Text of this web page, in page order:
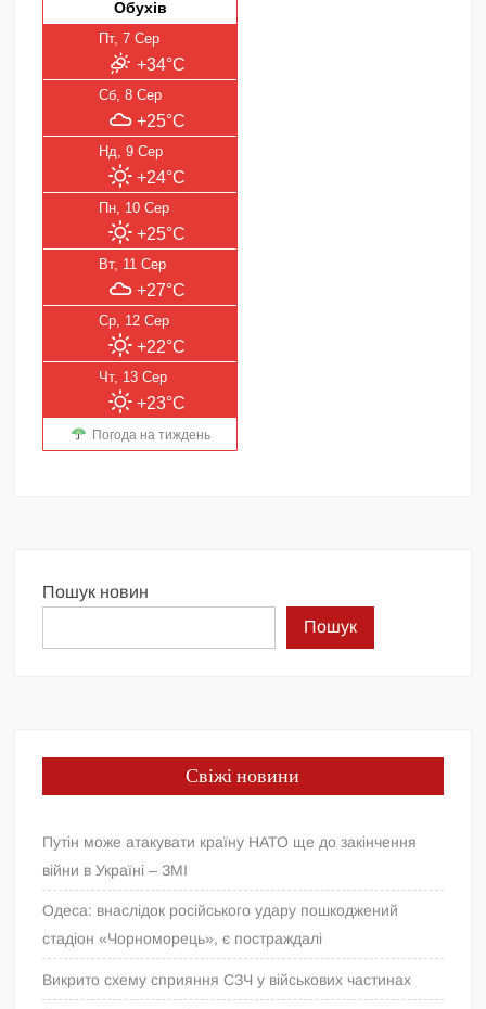
Обухів
Пт, 7 Сер
+34°C
Сб, 8 Сер
+25°C
Нд, 9 Сер
+24°C
Пн, 10 Сер
+25°C
Вт, 11 Сер
+27°C
Ср, 12 Сер
+22°C
Чт, 13 Сер
+23°C
Погода на тиждень
Пошук новин
Пошук
Свіжі новини
Путін може атакувати країну НАТО ще до закінчення
війни в Україні – ЗМІ
Одеса: внаслідок російського удару пошкоджений
стадіон «Чорноморець», є постраждалі
Викрито схему сприяння СЗЧ у військових частинах